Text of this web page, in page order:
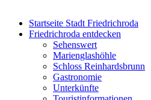
Startseite Stadt Friedrichroda
Friedrichroda entdecken
Sehenswert
Marienglashöhle
Schloss Reinhardsbrunn
Gastronomie
Unterkünfte